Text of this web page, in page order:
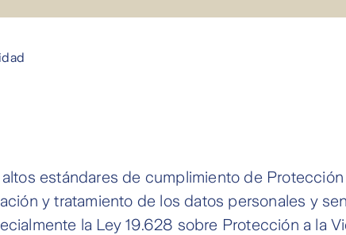
estándares de cumplimiento de
y tratamiento de los datos personales y
la Ley 19.628 sobre Protección a la